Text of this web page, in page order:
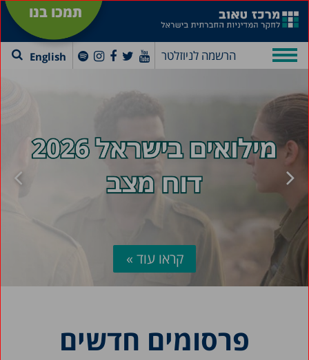
תמכו בנו
הרשמה לניוזלטר English
קראו עוד »
פרסומים חדשים